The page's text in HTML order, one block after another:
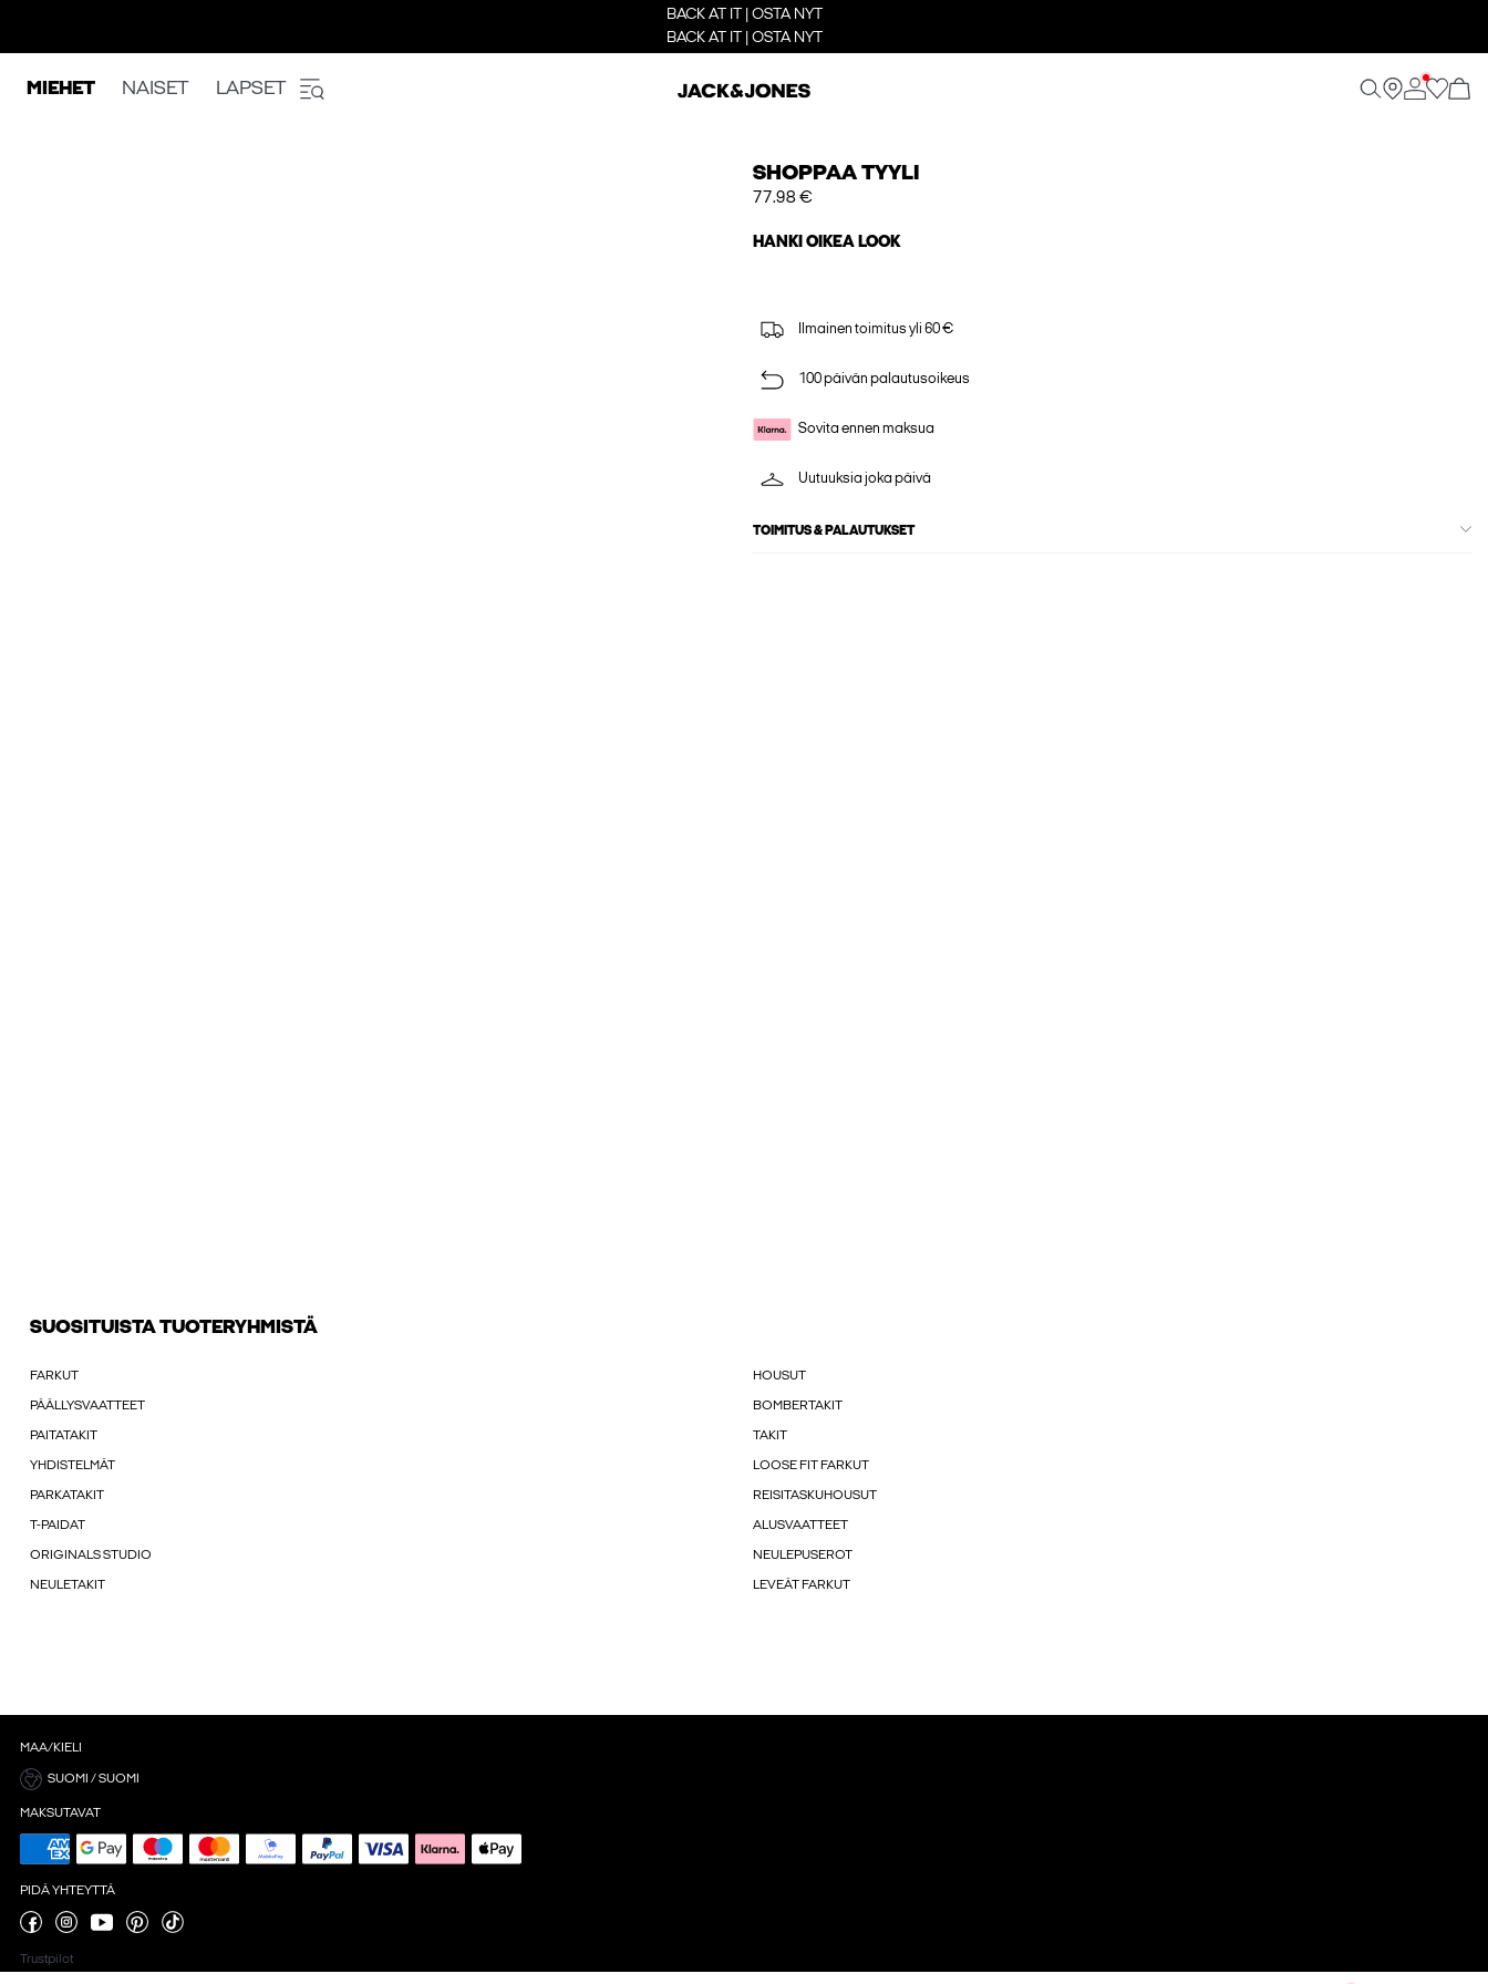
BACK AT IT | OSTA NYT
BACK AT IT | OSTA NYT
MIEHET NAISET LAPSET
SHOPPAA TYYLI
77.98 €
HANKI OIKEA LOOK
Ilmainen toimitus yli 60 €
100 päivän palautusoikeus
Sovita ennen maksua
Uutuuksia joka päivä
TOIMITUS & PALAUTUKSET
SUOSITUISTA TUOTERYHMISTÄ
FARKUT HOUSUT
PÄÄLLYSVAATTEET BOMBERTAKIT
PAITATAKIT TAKIT
YHDISTELMÄT LOOSE FIT FARKUT
PARKATAKIT REISITASKUHOUSUT
T-PAIDAT ALUSVAATTEET
ORIGINALS STUDIO NEULEPUSEROT
NEULETAKIT LEVEÄT FARKUT
MAA/KIELI
SUOMI / SUOMI
MAKSUTAVAT
PIDÄ YHTEYTTÄ
Trustpilot